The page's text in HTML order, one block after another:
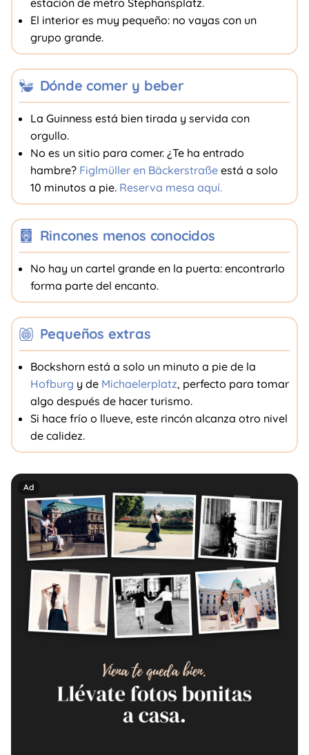
El interior es muy pequeño: no vayas con un
grupo grande.
Dónde comer y beber
La Guinness está bien tirada y servida con
orgullo.
No es un sitio para comer. ¿Te ha entrado
hambre? Figlmüller en Bäckerstraßeestá a solo
10 minutos a pie. Reserva mesa aquí.
Rincones menos conocidos
No hay un cartel grande en la puerta: encontrarlo
forma parte del encanto.
Pequeños extras
Bockshorn está a solo un minuto a pie de la
Hofburg y de Michaelerplatz, perfecto para tomar
algo después de hacer turismo.
Si hace frío o llueve, este rincón alcanza otro nivel
de calidez.